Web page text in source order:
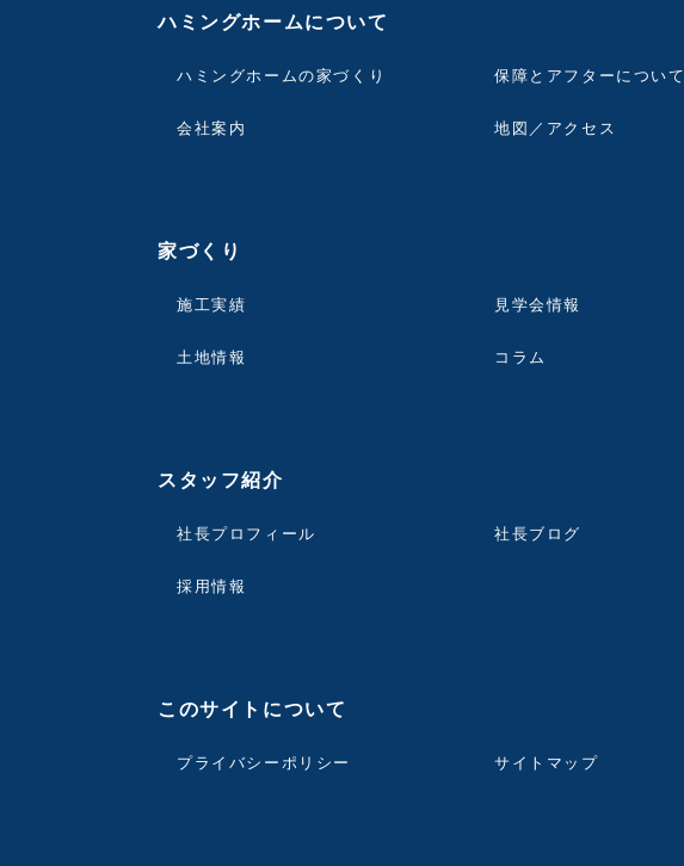
ハミングホームについて
ハミングホームの家づくり 保障とアフターについて
会社案内 地図／アクセス
家づくり
施工実績 見学会情報
土地情報 コラム
スタッフ紹介
社長プロフィール 社長ブログ
採用情報
このサイトについて
プライバシーポリシー サイトマップ